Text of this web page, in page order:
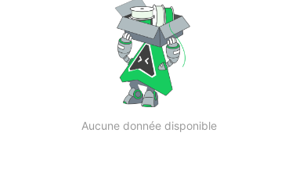
Aucune donnée disponible